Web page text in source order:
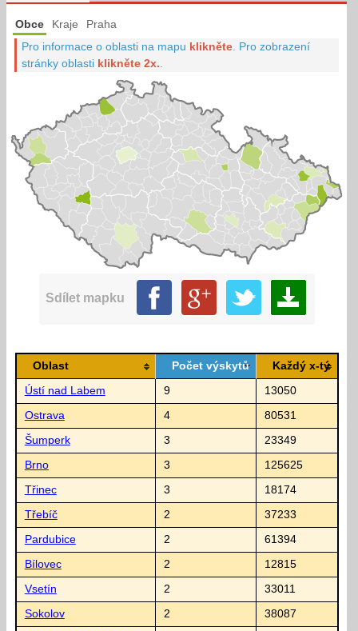
Obce Kraje Praha
Pro informace o oblasti na mapu klikněte Pro zobrazení
stránky oblasti klikněte 2x.
Sdílet mapku
Oblast Počet výskytů Každý x-tý
Ústí nad Labem 9 13050
Ostrava 4 80531
Šumperk 3 23349
Brno 3 125625
Třinec 3 18174
Třebíč 2 37233
Pardubice 2 61394
Bílovec 2 12815
Vsetín 2 33011
Sokolov 2 38087